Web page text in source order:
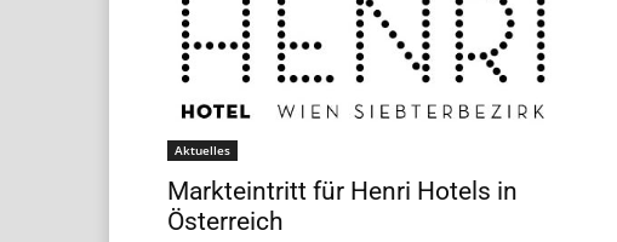
Aktuelles
Markteintritt für Henri Hotels in
Österreich